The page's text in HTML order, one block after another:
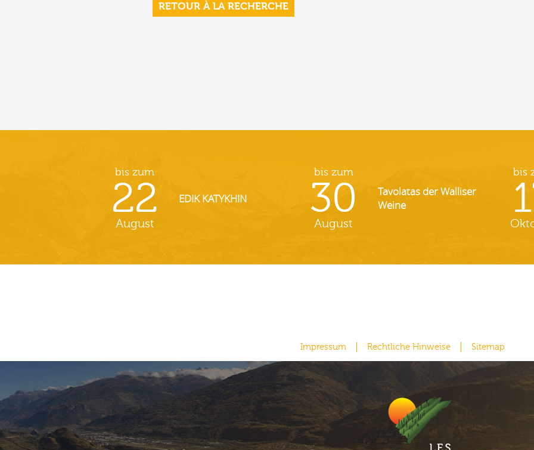
RETOUR À LA RECHERCHE
bis zum
22
August
EDIK KATYKHIN
bis zum
30
August
Tavolatas der Walliser
Weine
bis
Impressum Rechtliche Hinweise Sitemap